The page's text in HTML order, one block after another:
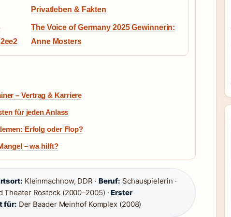
Privatleben & Fakten
The Voice of Germany 2025 Gewinnerin:
Anne Mosters
– Vertrag & Karriere
für jeden Anlass
Erfolg oder Flop?
– wa hilft?
Kleinmachnow, DDR · Beruf: Schauspielerin ·
Rostock (2000–2005) ·Erster
für: Der Baader Meinhof Komplex (2008)